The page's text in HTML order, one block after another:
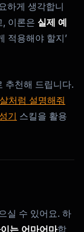
하게 생각합니
, 이론은 실제 예
적용해야 할지’
추천해 드립니다.
처럼 설명해줘
기 스킬을 활용
실 수 있어요. 하
는 어마어마합